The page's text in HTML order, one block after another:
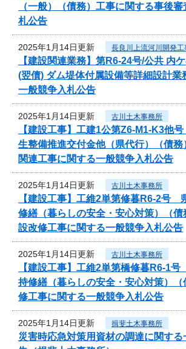
（一般）（債務）工事に関する事後
札公告
2025年1月14日更新 長良川上流河川開発工
【建設関連業務】第R6-24号/公共 内
(翌債) ダム堤体付属設備等詳細設計業
一般競争入札公告
2025年1月14日更新 古川土木事務所
【建設工事】工建1公第Z6-M1-K3
生整備推進交付金他（県代行）（債務
関連工事に関する一般競争入札公告
2025年1月14日更新 古川土木事務所
【建設工事】工維2単第修暮R6-2号
修繕（暮らしの安全・安心対策）（
設改修工事に関する一般競争入札公告
2025年1月14日更新 古川土木事務所
【建設工事】工維2単第橋修暮R6-1
持修繕（暮らしの安全・安心対策）
修工事に関する一般競争入札公告
2025年1月14日更新 揖斐土木事務所
災害時応急対策用資材の調達に関す